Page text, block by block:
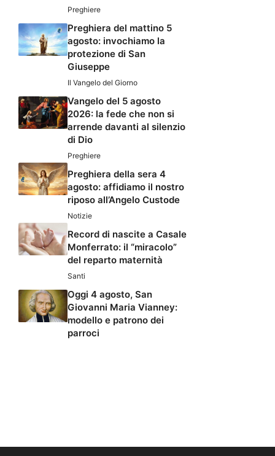
Preghiere
Preghiera del mattino 5
agosto: invochiamo la
protezione di San
Giuseppe
Il Vangelo del Giorno
Vangelo del 5 agosto
2026: la fede che non si
arrende davanti al silenzio
di Dio
Preghiere
Preghiera della sera 4
agosto: affidiamo il nostro
riposo all’Angelo Custode
Notizie
Record di nascite a Casale
Monferrato: il “miracolo”
del reparto maternità
Santi
Oggi 4 agosto, San
Giovanni Maria Vianney:
modello e patrono dei
parroci